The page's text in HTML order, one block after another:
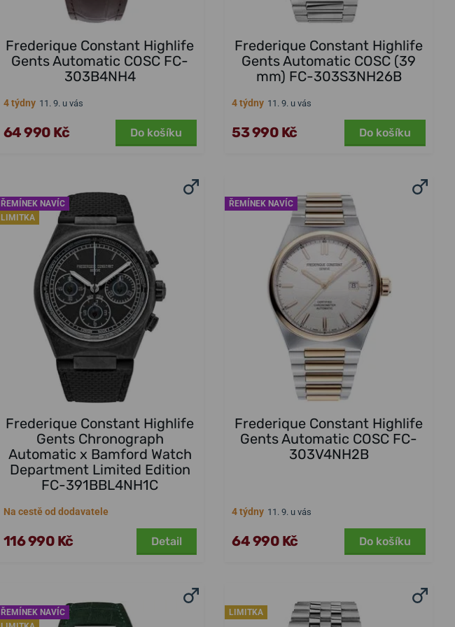
Frederique Constant Highlife
Gents Automatic COSC FC-
303B4NH4
4 týdny 11. 9. u vás
64 990 Kč Do košíku
Frederique Constant Highlife
Gents Automatic COSC (39
mm) FC-303S3NH26B
4 týdny 11. 9. u vás
53 990 Kč Do košíku
ŘEMÍNEK NAVÍC
LIMITKA
Frederique Constant Highlife
Gents Chronograph
Automatic x Bamford Watch
Department Limited Edition
FC-391BBL4NH1C
Na cestě od dodavatele
116 990 Kč Detail
ŘEMÍNEK NAVÍC
Frederique Constant Highlife
Gents Automatic COSC FC-
303V4NH2B
4 týdny 11. 9. u vás
64 990 Kč Do košíku
ŘEMÍNEK NAVÍC
LIMITKA